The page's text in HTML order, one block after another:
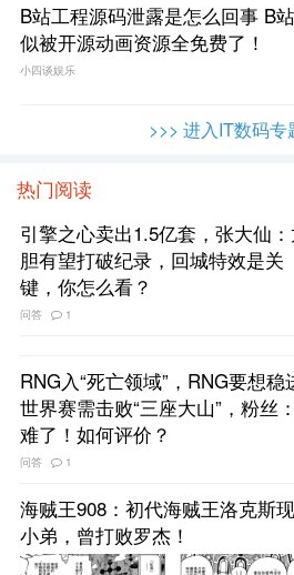
B站工程源码泄露是怎么回事 B
似被开源动画资源全免费了！
小四谈娱乐
>>> 进入IT数码专
热门阅读
引擎之心卖出1.5亿套，张大仙
胆有望打破纪录，回城特效是关
键，你怎么看？
问答 1
RNG入“死亡领域”，RNG要想稳
世界赛需击败“三座大山”，粉丝
难了！如何评价？
问答 1
海贼王908：初代海贼王洛克斯
小弟，曾打败罗杰！